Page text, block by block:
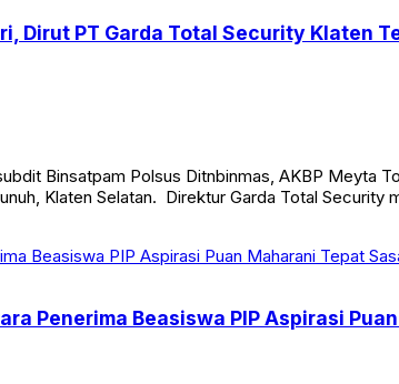
Dirut PT Garda Total Security Klaten
Binsatpam Polsus Ditnbinmas, AKBP Meyta
Klaten Selatan. Direktur Garda Total
Penerima Beasiswa PIP Aspirasi